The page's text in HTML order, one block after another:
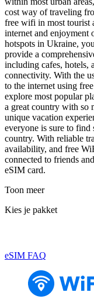
cost way of traveling
free wifi in most tourist
internet and
hotspots in Ukraine,
provide a
including cafes, hotels,
connectivity. With the
to the internet using
explore most popular
a great country with so
unique vacation
everyone is sure to
country. With reliable
availability, and free
connected to friends
eSIM card.
Toon meer
Kies je pakket
eSIM FAQ